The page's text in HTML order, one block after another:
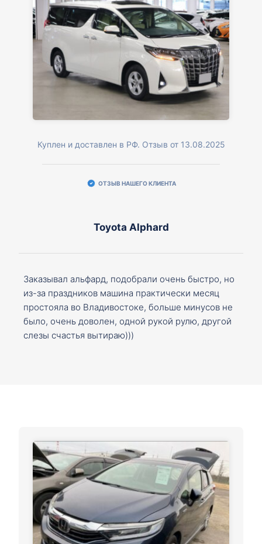
Куплен и доставлен в РФ. Отзыв от 13.08.2025
ОТЗЫВ НАШЕГО КЛИЕНТА
Toyota Alphard
Заказывал альфард, подобрали очень быстро, но
из-за праздников машина практически месяц
простояла во Владивостоке, больше минусов не
было, очень доволен, одной рукой рулю, другой
слезы счастья вытираю)))